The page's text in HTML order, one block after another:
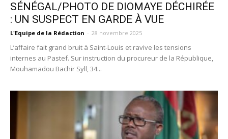
SÉNÉGAL/PHOTO DE DIOMAYE DÉCHIRÉE
: UN SUSPECT EN GARDE À VUE
L'Equipe de la Rédaction - 28 novembre 2025
L’affaire fait grand bruit à Saint-Louis et ravive les tensions
internes au Pastef. Sur instruction du procureur de la République,
Mouhamadou Bachir Syll, 34...